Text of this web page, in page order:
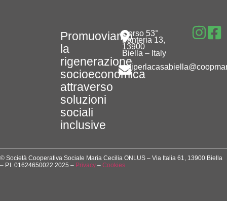
Promuoviamo
la
rigenerazione
socioeconomica
attraverso
soluzioni
sociali
inclusive
Corso 53°
Fanteria 13,
13900
Biella – Italy
© Società Cooperativa Sociale Maria Cecilia ONLUS – Via Italia 61, 13900 Biella
– P.I. 01624650022 2025 – Privacy – Cookies